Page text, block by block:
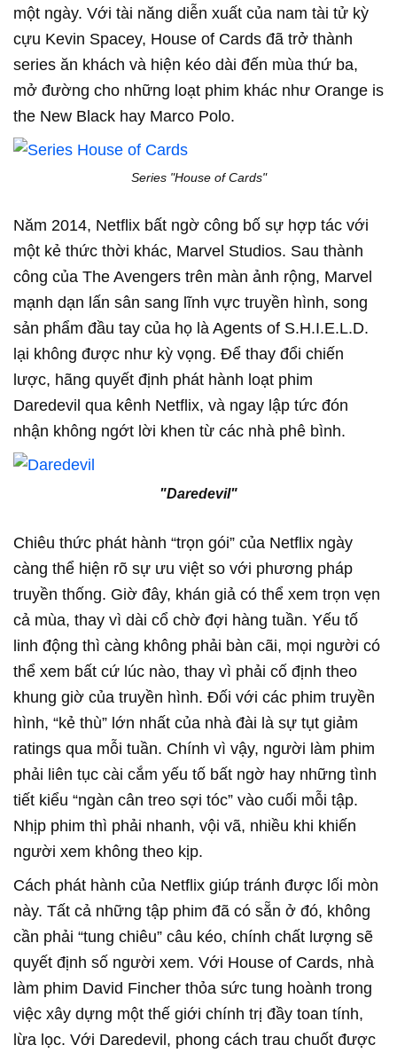
một ngày. Với tài năng diễn xuất của nam tài tử kỳ
cựu Kevin Spacey, House of Cards đã trở thành
series ăn khách và hiện kéo dài đến mùa thứ ba,
mở đường cho những loạt phim khác như Orange is
the New Black hay Marco Polo.
Series "House of Cards"
Năm 2014, Netflix bất ngờ công bố sự hợp tác với
một kẻ thức thời khác, Marvel Studios. Sau thành
công của The Avengers trên màn ảnh rộng, Marvel
mạnh dạn lấn sân sang lĩnh vực truyền hình, song
sản phẩm đầu tay của họ là Agents of S.H.I.E.L.D.
lại không được như kỳ vọng. Để thay đổi chiến
lược, hãng quyết định phát hành loạt phim
Daredevil qua kênh Netflix, và ngay lập tức đón
nhận không ngớt lời khen từ các nhà phê bình.
"Daredevil"
Chiêu thức phát hành “trọn gói” của Netflix ngày
càng thể hiện rõ sự ưu việt so với phương pháp
truyền thống. Giờ đây, khán giả có thể xem trọn vẹn
cả mùa, thay vì dài cổ chờ đợi hàng tuần. Yếu tố
linh động thì càng không phải bàn cãi, mọi người có
thể xem bất cứ lúc nào, thay vì phải cố định theo
khung giờ của truyền hình. Đối với các phim truyền
hình, “kẻ thù” lớn nhất của nhà đài là sự tụt giảm
ratings qua mỗi tuần. Chính vì vậy, người làm phim
phải liên tục cài cắm yếu tố bất ngờ hay những tình
tiết kiểu “ngàn cân treo sợi tóc” vào cuối mỗi tập.
Nhịp phim thì phải nhanh, vội vã, nhiều khi khiến
người xem không theo kịp.
Cách phát hành của Netflix giúp tránh được lối mòn
này. Tất cả những tập phim đã có sẵn ở đó, không
cần phải “tung chiêu” câu kéo, chính chất lượng sẽ
quyết định số người xem. Với House of Cards, nhà
làm phim David Fincher thỏa sức tung hoành trong
việc xây dựng một thế giới chính trị đầy toan tính,
lừa lọc. Với Daredevil, phong cách trau chuốt được